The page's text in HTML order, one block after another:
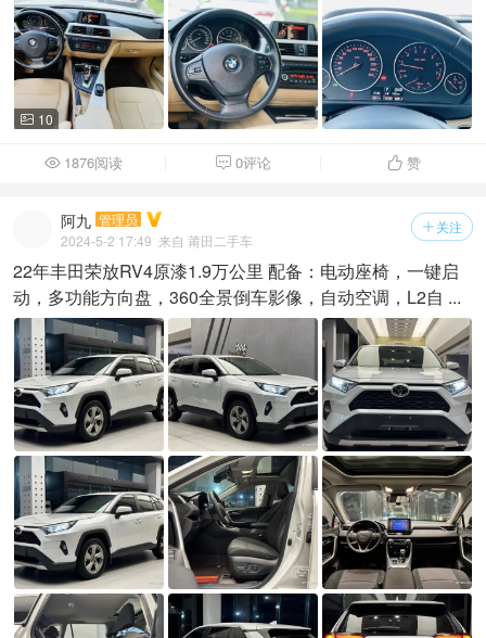
 10
 1876阅读  0评论  赞
 关注
阿九 管理员
2024-5-2 17:49 来自 莆田二手车
22年丰田荣放RV4原漆1.9万公里 配备：电动座椅，一键启
动，多功能方向盘，360全景倒车影像，自动空调，L2自 ...